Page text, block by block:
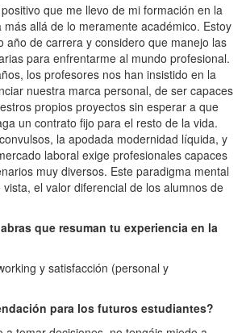
que me llevo de mi formación en la
más allá de lo meramente académico. Estoy
año de carrera y considero que manejo las
para enfrentarme al mundo profesional.
los profesores nos han insistido en la
nuestra marca personal, de ser capaces
propios proyectos sin esperar a que
un contrato fijo para el resto de la vida.
la apodada modernidad líquida, y
laboral exige profesionales capaces
muy diversos. Este paradigma mental
el valor diferencial de los alumnos de
que resuman tu experiencia en la
y satisfacción (personal y
para los futuros estudiantes?